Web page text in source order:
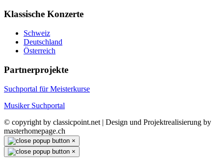
Klassische Konzerte
Schweiz
Deutschland
Österreich
Partnerprojekte
Suchportal für Meisterkurse
Musiker Suchportal
© copyright by classicpoint.net | Design und Projektrealisierung by
masterhomepage.ch
×
×